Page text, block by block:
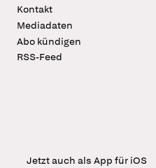
Kontakt
Mediadaten
Abo kündigen
RSS-Feed
Jetzt auch als App für iOS